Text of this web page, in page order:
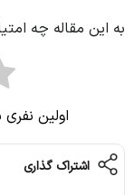
به این مقاله چه
اولین
اشتراک گذاری